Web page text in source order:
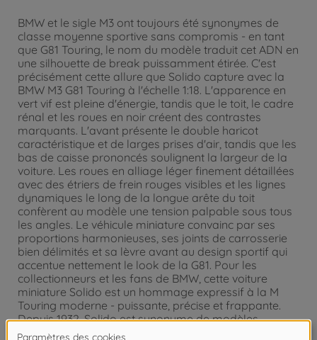
BMW et le sigle M3 ont toujours été synonymes de
classe moyenne sportive sans compromis - en tant
que G81 Touring, le nom du modèle traduit cet ADN en
une silhouette de break puissamment étirée. C'est
précisément cette allure que Solido capture avec la
BMW M3 G81 Touring à l'échelle 1:18. L'apparence en
vert vif est pleine d'énergie, tandis que le toit, le cadre
rénal et les roues en noir créent des contrastes
marquants. L'avant présente le double haricot
caractéristique et de larges prises d'air, tandis que les
bas de caisse prononcés soulignent la largeur de la
voiture. Les roues en alliage léger finement détaillées
avec des étriers de frein rouges visibles et les lignes
dynamiques le long de la longue arête du toit
confèrent au modèle une tension palpable sous tous
les angles. Le véhicule miniature convainc par ses
proportions harmonieuses, ses joints de carrosserie
bien délimités et sa lèvre avant au design sportif qui
accentue nettement le look de la G81. Pour les
collectionneurs et les fans de BMW, cette voiture
miniature Solido est un hommage expressif à la M
Touring moderne - puissante, précise et frappante.
Depuis 1932, Solido est synonyme de modèles
Diecast détaillés de véhicules iconiques, des